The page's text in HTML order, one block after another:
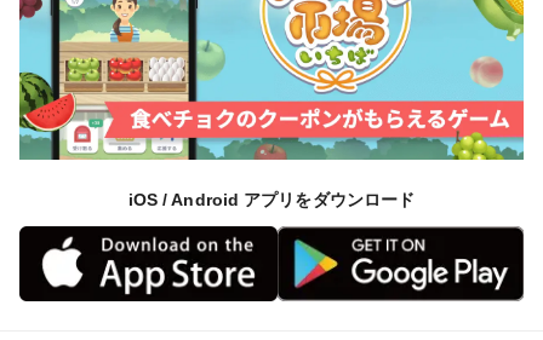
iOS / Android アプリをダウンロード